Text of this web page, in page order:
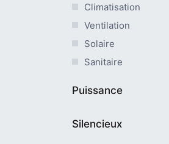
Climatisation
Ventilation
Solaire
Sanitaire
Puissance
Silencieux